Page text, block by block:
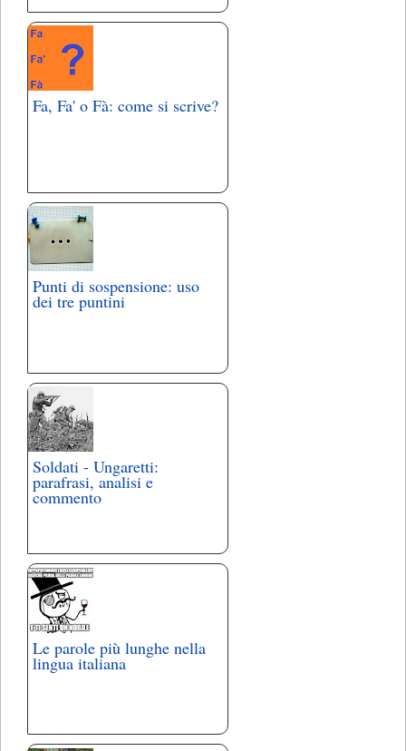
Fa, Fa' o Fà: come si scrive?
Punti di sospensione: uso
dei tre puntini
Soldati - Ungaretti:
parafrasi, analisi e
commento
Le parole più lunghe nella
lingua italiana